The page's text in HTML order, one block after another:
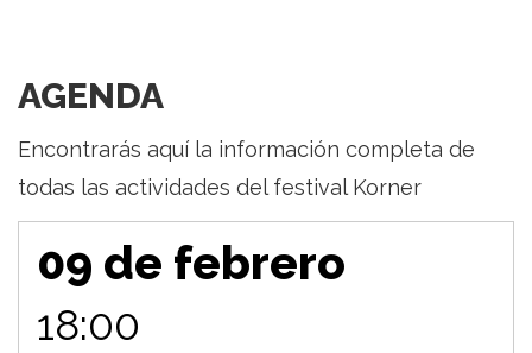
AGENDA
Encontrarás aquí la información completa de
todas las actividades del festival Korner
09 de febrero
18:00